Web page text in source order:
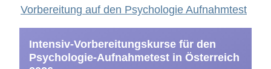
Vorbereitung auf den Psychologie Aufnahmtest
Intensiv-Vorbereitungskurse für den
Psychologie-Aufnahmetest in Österreich